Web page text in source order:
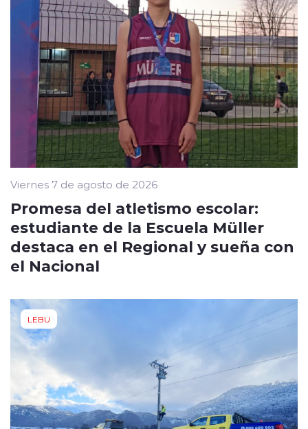
Viernes 7 de agosto de 2026
Promesa del atletismo escolar:
estudiante de la Escuela Müller
destaca en el Regional y sueña con
el Nacional
LEBU